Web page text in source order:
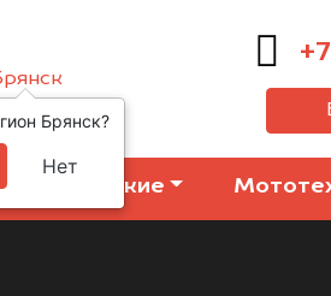
Брянск?
Нет